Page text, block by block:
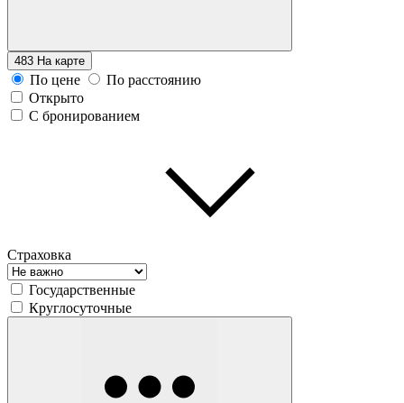
483 На карте
По цене
По расстоянию
Открыто
С бронированием
Страховка
Государственные
Круглосуточные